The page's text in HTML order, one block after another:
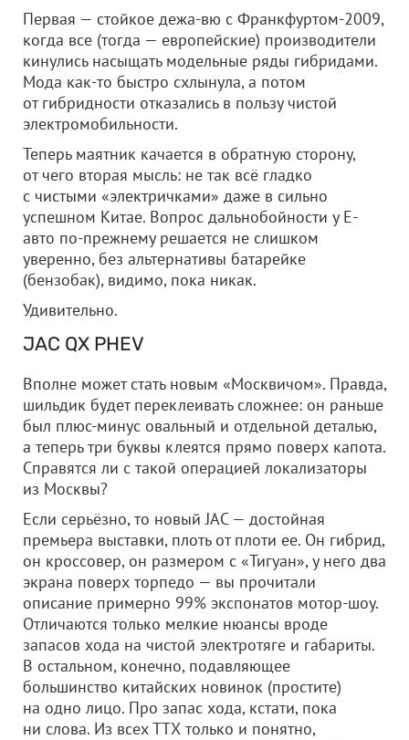
Первая — стойкое дежа-вю с Франкфуртом-2009,
когда все (тогда — европейские) производители
кинулись насыщать модельные ряды гибридами.
Мода как-то быстро схлынула, а потом
от гибридности отказались в пользу чистой
электромобильности.
Теперь маятник качается в обратную сторону,
от чего вторая мысль: не так всё гладко
с чистыми «электричками» даже в сильно
успешном Китае. Вопрос дальнобойности у E-
авто по-прежнему решается не слишком
уверенно, без альтернативы батарейке
(бензобак), видимо, пока никак.
Удивительно.
JAC QX PHEV
Вполне может стать новым «Москвичом». Правда,
шильдик будет переклеивать сложнее: он раньше
был плюс-минус овальный и отдельной деталью,
а теперь три буквы клеятся прямо поверх капота.
Справятся ли с такой операцией локализаторы
из Москвы?
Если серьёзно, то новый JAC — достойная
премьера выставки, плоть от плоти ее. Он гибрид,
он кроссовер, он размером с «Тигуан», у него два
экрана поверх торпедо — вы прочитали
описание примерно 99% экспонатов мотор-шоу.
Отличаются только мелкие нюансы вроде
запасов хода на чистой электротяге и габариты.
В остальном, конечно, подавляющее
большинство китайских новинок (простите)
на одно лицо. Про запас хода, кстати, пока
ни слова. Из всех ТТХ только и понятно,